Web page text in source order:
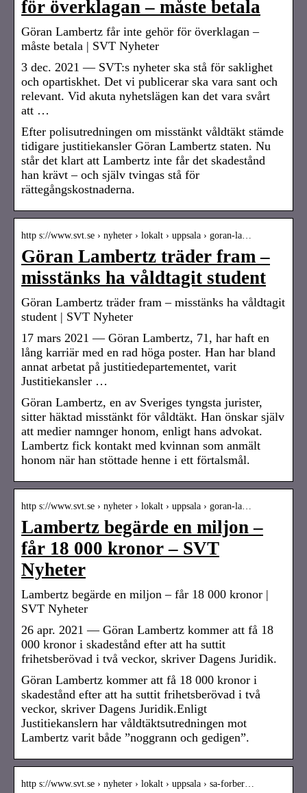
för överklagan – måste betala
Göran Lambertz får inte gehör för överklagan –
måste betala | SVT Nyheter
3 dec. 2021 — SVT:s nyheter ska stå för saklighet
och opartiskhet. Det vi publicerar ska vara sant och
relevant. Vid akuta nyhetslägen kan det vara svårt
att …
Efter polisutredningen om misstänkt våldtäkt stämde
tidigare justitiekansler Göran Lambertz staten. Nu
står det klart att Lambertz inte får det skadestånd
han krävt – och själv tvingas stå för
rättegångskostnaderna.
http s://www.svt.se › nyheter › lokalt › uppsala › goran-la…
Göran Lambertz träder fram –
misstänks ha våldtagit student
Göran Lambertz träder fram – misstänks ha våldtagit
student | SVT Nyheter
17 mars 2021 — Göran Lambertz, 71, har haft en
lång karriär med en rad höga poster. Han har bland
annat arbetat på justitiedepartementet, varit
Justitiekansler …
Göran Lambertz, en av Sveriges tyngsta jurister,
sitter häktad misstänkt för våldtäkt. Han önskar själv
att medier namnger honom, enligt hans advokat.
Lambertz fick kontakt med kvinnan som anmält
honom när han stöttade henne i ett förtalsmål.
http s://www.svt.se › nyheter › lokalt › uppsala › goran-la…
Lambertz begärde en miljon –
får 18 000 kronor – SVT
Nyheter
Lambertz begärde en miljon – får 18 000 kronor |
SVT Nyheter
26 apr. 2021 — Göran Lambertz kommer att få 18
000 kronor i skadestånd efter att ha suttit
frihetsberövad i två veckor, skriver Dagens Juridik.
Göran Lambertz kommer att få 18 000 kronor i
skadestånd efter att ha suttit frihetsberövad i två
veckor, skriver Dagens Juridik.Enligt
Justitiekanslern har våldtäktsutredningen mot
Lambertz varit både ”noggrann och gedigen”.
http s://www.svt.se › nyheter › lokalt › uppsala › sa-forber…